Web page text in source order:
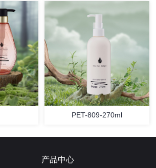
PET-809-270ml
产品中心